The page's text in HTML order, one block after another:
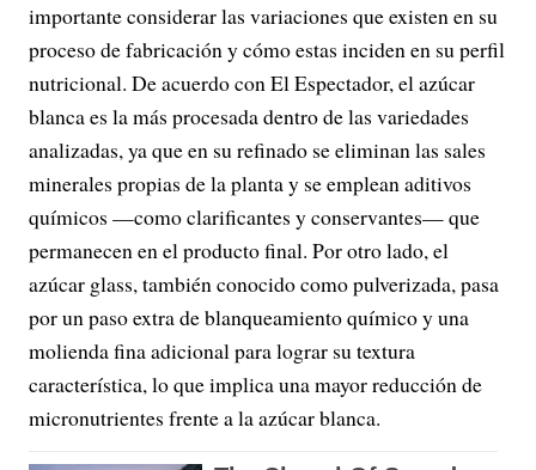
importante considerar las variaciones que existen en su
proceso de fabricación y cómo estas inciden en su perfil
nutricional. De acuerdo con El Espectador, el azúcar
blanca es la más procesada dentro de las variedades
analizadas, ya que en su refinado se eliminan las sales
minerales propias de la planta y se emplean aditivos
químicos —como clarificantes y conservantes— que
permanecen en el producto final. Por otro lado, el
azúcar glass, también conocido como pulverizada, pasa
por un paso extra de blanqueamiento químico y una
molienda fina adicional para lograr su textura
característica, lo que implica una mayor reducción de
micronutrientes frente a la azúcar blanca.